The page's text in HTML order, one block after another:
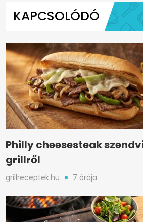
KAPCSOLÓDÓ
Philly cheesesteak
grillről
grillreceptek.hu 7 órája